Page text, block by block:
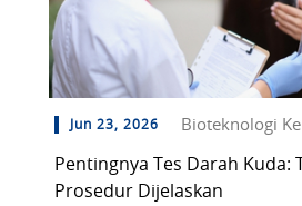
Jun 23, 2026 Bioteknologi
Pentingnya Tes Darah Kuda:
Prosedur Dijelaskan